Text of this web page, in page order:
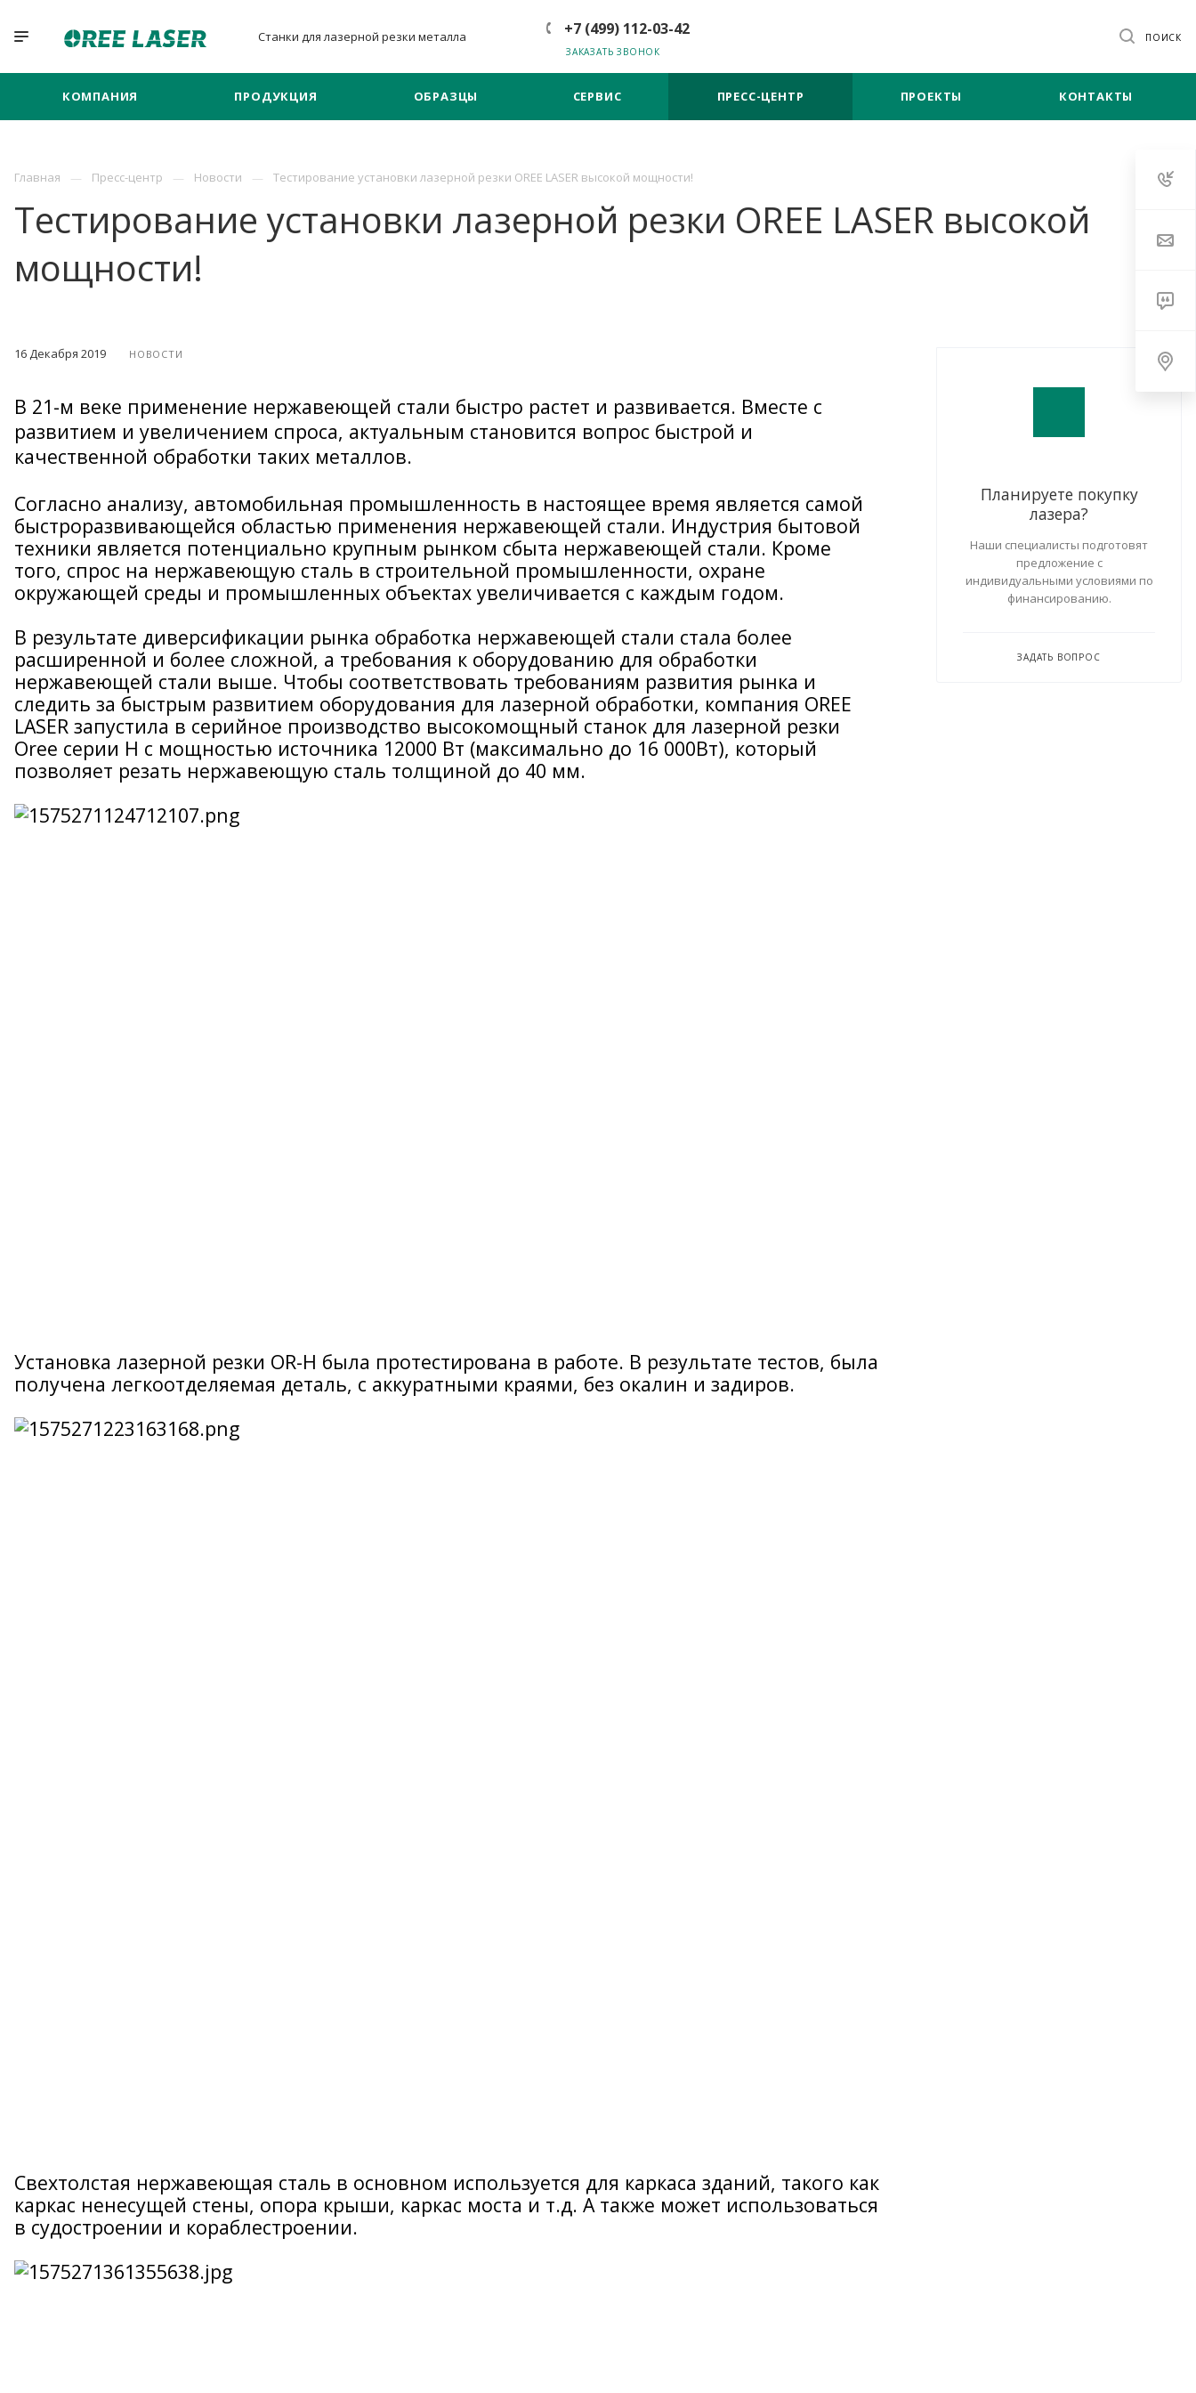
Станки для лазерной резки металла +7 (499) 112-03-42
ЗАКАЗАТЬ ЗВОНОК
ПОИСК
КОМПАНИЯ ПРОДУКЦИЯ ОБРАЗЦЫ СЕРВИС ПРЕСС-ЦЕНТР ПРОЕКТЫ КОНТАКТЫ
Главная Пресс-центр Новости Тестирование установки лазерной резки OREE LASER высокой мощности!
Тестирование установки лазерной резки OREE LASER высокой
мощности!
16 Декабря 2019 НОВОСТИ
В 21-м веке применение нержавеющей стали быстро растет и развивается. Вместе с
развитием и увеличением спроса, актуальным становится вопрос быстрой и
качественной обработки таких металлов.
Согласно анализу, автомобильная промышленность в настоящее время является самой
быстроразвивающейся областью применения нержавеющей стали. Индустрия бытовой
техники является потенциально крупным рынком сбыта нержавеющей стали. Кроме
того, спрос на нержавеющую сталь в строительной промышленности, охране
окружающей среды и промышленных объектах увеличивается с каждым годом.
В результате диверсификации рынка обработка нержавеющей стали стала более
расширенной и более сложной, а требования к оборудованию для обработки
нержавеющей стали выше. Чтобы соответствовать требованиям развития рынка и
следить за быстрым развитием оборудования для лазерной обработки, компания OREE
LASER запустила в серийное производство высокомощный станок для лазерной резки
Oree серии H с мощностью источника 12000 Вт (максимально до 16 000Вт), который
позволяет резать нержавеющую сталь толщиной до 40 мм.
Установка лазерной резки OR-H была протестирована в работе. В результате тестов, была
получена легкоотделяемая деталь, с аккуратными краями, без окалин и задиров.
Свехтолстая нержавеющая сталь в основном используется для каркаса зданий, такого как
каркас ненесущей стены, опора крыши, каркас моста и т.д. А также может использоваться
в судостроении и кораблестроении.
Планируете покупку
лазера?
Наши специалисты подготовят
предложение с
индивидуальными условиями по
финансированию.
ЗАДАТЬ ВОПРОС